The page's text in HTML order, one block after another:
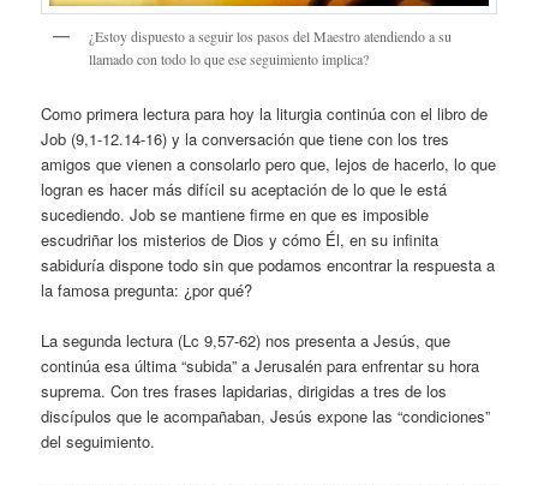
¿Estoy dispuesto a seguir los pasos del Maestro atendiendo a su
llamado con todo lo que ese seguimiento implica?
Como primera lectura para hoy la liturgia continúa con el libro de
Job (9,1-12.14-16) y la conversación que tiene con los tres
amigos que vienen a consolarlo pero que, lejos de hacerlo, lo que
logran es hacer más difícil su aceptación de lo que le está
sucediendo. Job se mantiene firme en que es imposible
escudriñar los misterios de Dios y cómo Él, en su infinita
sabiduría dispone todo sin que podamos encontrar la respuesta a
la famosa pregunta: ¿por qué?
La segunda lectura (Lc 9,57-62) nos presenta a Jesús, que
continúa esa última “subida” a Jerusalén para enfrentar su hora
suprema. Con tres frases lapidarias, dirigidas a tres de los
discípulos que le acompañaban, Jesús expone las “condiciones”
del seguimiento.